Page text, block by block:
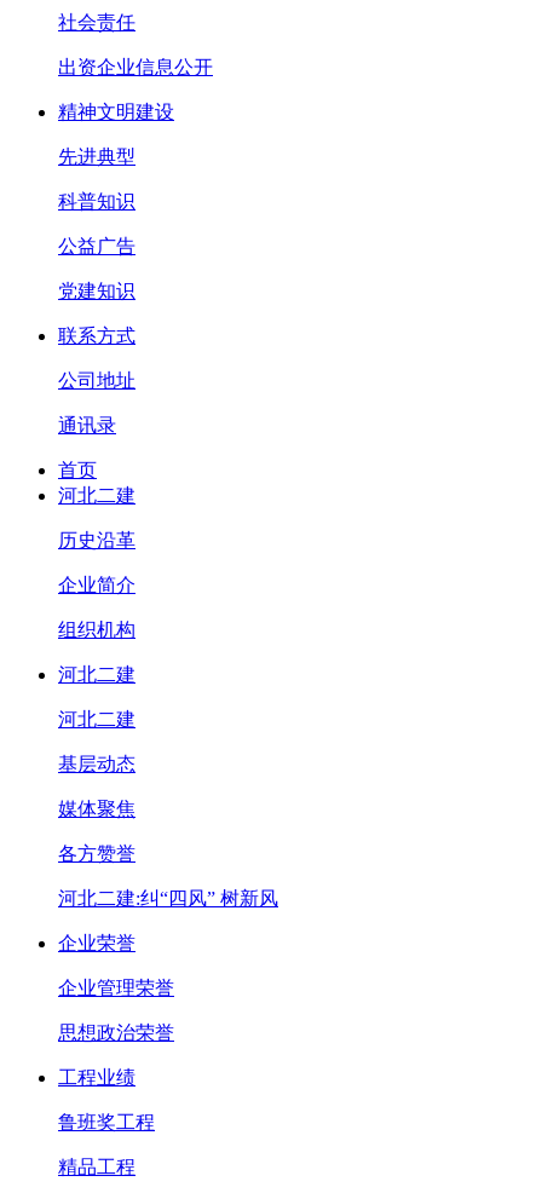
社会责任
出资企业信息公开
精神文明建设
先进典型
科普知识
公益广告
党建知识
联系方式
公司地址
通讯录
首页
河北二建
历史沿革
企业简介
组织机构
河北二建
河北二建
基层动态
媒体聚焦
各方赞誉
河北二建:纠“四风” 树新风
企业荣誉
企业管理荣誉
思想政治荣誉
工程业绩
鲁班奖工程
精品工程